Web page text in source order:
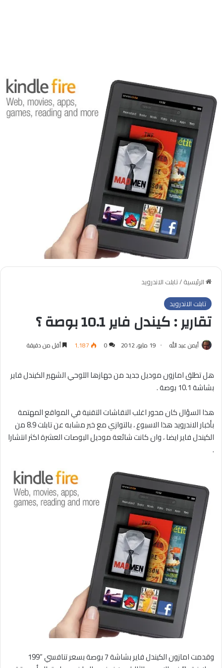
الرئيسية/تابلت الاندرويد
تابلت الاندرويد
تقارير : كيندل فاير 10.1 بوصة ؟
أيمن عبد الله 19 مايو, 2012 0 1٬187 أقل من دقيقة
هل تطلق امازون موديل جديد من جهازها اللوحي الشهير الكيندل فاير
بشاشة 10.1 بوصة .
هذا السؤال كان محور اغلب النقاشات التقنية في المواقع المهتمة
بأخبار الاندرويد هذا الاسبوع ، بالتوازي مع خبر مشابه عن تابلت 8.9 من
الكيندل فاير ايضا ، وان كانت شائعة موديل البوصات العشرة اكثر انتشارا
.
وقدمت امازون الكيندل فاير بشاشة 7 بوصة بسعر تنافسي “199